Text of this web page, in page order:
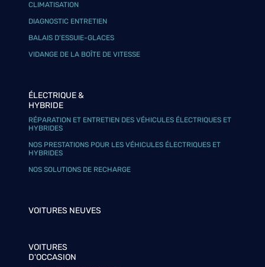
CLIMATISATION
DIAGNOSTIC ENTRETIEN
BALAIS D’ESSUIE-GLACES
VIDANGE DE LA BOÎTE DE VITESSE
ÉLECTRIQUE &
HYBRIDE
RÉPARATION ET ENTRETIEN DES VÉHICULES ÉLECTRIQUES ET
HYBRIDES
NOS PRESTATIONS POUR LES VÉHICULES ÉLECTRIQUES ET
HYBRIDES
NOS SOLUTIONS DE RECHARGE
VOITURES NEUVES
VOITURES
D'OCCASION